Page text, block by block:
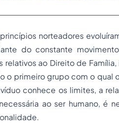
norteadores
do constante
ao Direito de Família,
o primeiro grupo com o qual
conhece os limites, a
ao ser humano, é